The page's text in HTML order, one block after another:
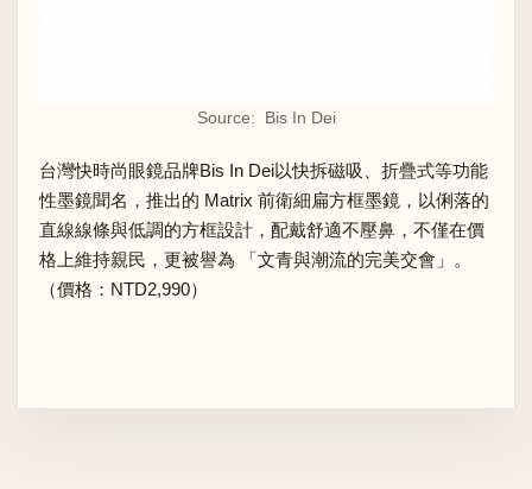
Source: Bis In Dei
台灣快時尚眼鏡品牌Bis In Dei以快拆磁吸、折疊式等功能
性墨鏡聞名，推出的 Matrix 前衛細扁方框墨鏡，以俐落的
直線線條與低調的方框設計，配戴舒適不壓鼻，不僅在價
格上維持親民，更被譽為 「文青與潮流的完美交會」。
（價格：NTD2,990）